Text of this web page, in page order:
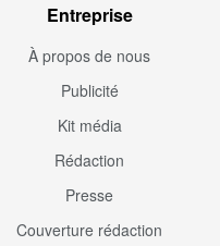
Entreprise
À propos de nous
Publicité
Kit média
Rédaction
Presse
Couverture rédaction